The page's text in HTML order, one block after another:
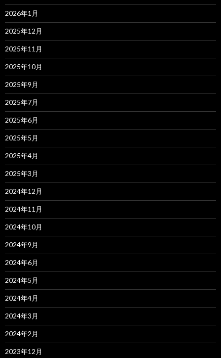
2026年1月
2025年12月
2025年11月
2025年10月
2025年9月
2025年7月
2025年6月
2025年5月
2025年4月
2025年3月
2024年12月
2024年11月
2024年10月
2024年9月
2024年6月
2024年5月
2024年4月
2024年3月
2024年2月
2023年12月